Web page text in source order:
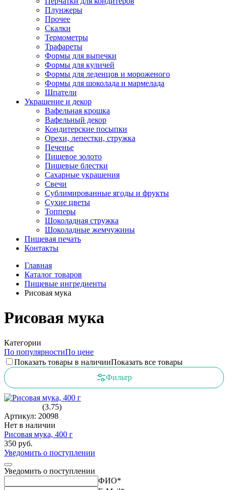
Плунжеры
Прочее
Скалки
Термометры
Трафареты
Формы для выпечки
Формы для куличей
Формы для леденцов и мороженого
Формы для шоколада и мармелада
Шпатели
Украшение и декор
Вафельная крошка
Вафельный декор
Кондитерские посыпки
Орехи, лепестки, стружка
Печенье
Пищевое золото
Пищевые блестки
Сахарные украшения
Свечи
Сублимированные ягоды и фрукты
Сухие цветы
Топперы
Шоколадная стружка
Шоколадные жемчужины
Пищевая печать
Контакты
Главная
Каталог товаров
Пищевые ингредиенты
Рисовая мука
Рисовая мука
Категории
По популярностиПо цене
Показать товары в наличииПоказать все товары
Фильтр
(3.75)
Артикул: 20098
Нет в наличии
Рисовая мука, 400 г
350 руб.
Уведомить о поступлении
Уведомить о поступлении
ФИО*